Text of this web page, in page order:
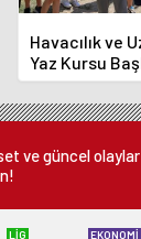
Havacılık ve
Yaz Kursu
ve güncel
LİG EKONOMİ